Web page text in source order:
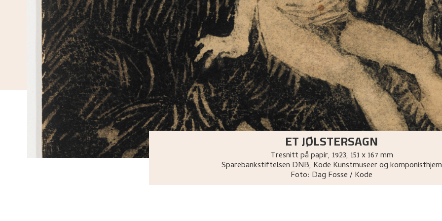
ET JØLSTERSAGN
Tresnitt på papir, 1923, 151 x 167 mm
Sparebankstiftelsen DNB, Kode Kunstmuseer og komponisthjem
Foto: Dag Fosse / Kode